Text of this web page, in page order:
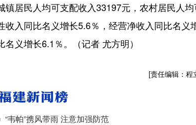
居民人均可支配收入33197元，农村居民人
入同比名义增长5.6％，经营净收入同比名义
义增长6.1％。（记者 尤方明）
[责任编辑：程
“韦帕”携风带雨 注意加强防范